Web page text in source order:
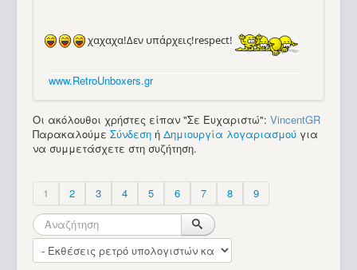
χαχαχα!Δεν υπάρχεις!respect!
www.RetroUnboxers.gr
Οι ακόλουθοι χρήστες είπαν "Σε Ευχαριστώ": VincentGR
Παρακαλούμε Σύνδεση ή Δημιουργία λογαριασμού για
να συμμετάσχετε στη συζήτηση.
1 2 3 4 5 6 7 8 9